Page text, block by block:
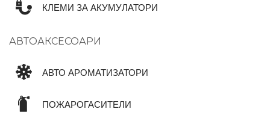
КЛЕМИ ЗА АКУМУЛАТОРИ
АВТОАКСЕСОАРИ
АВТО АРОМАТИЗАТОРИ
ПОЖАРОГАСИТЕЛИ